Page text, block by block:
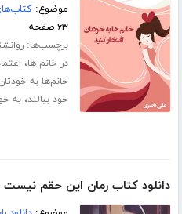
موضوع:
۶۳ صفحه
برچسب‌ها:
در خانم ها،
خانم‌ها به
خود ببالند،به
دانلود کتاب رمان این حقم نیست